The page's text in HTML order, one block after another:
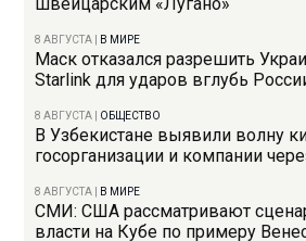
8 АВГУСТА В МИРЕ
Маск отказался разрешить
Starlink для ударов вглубь
8 АВГУСТА ОБЩЕСТВО
В Узбекистане выявили волну
госорганизации и компании
8 АВГУСТА В МИРЕ
СМИ: США рассматривают
власти на Кубе по примеру